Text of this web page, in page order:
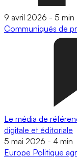
9 avril 2026 - 5 min
Communiqués de
Le média de
digitale et éditoriale
5 mai 2026 - 4 min
Europe Politique